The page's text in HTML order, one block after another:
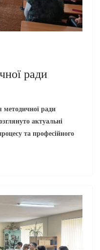
ради
методичної ради
актуальні
та професійного